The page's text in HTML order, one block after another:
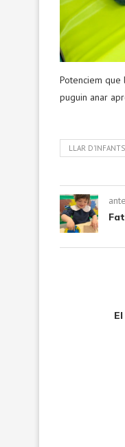
Potenciem que
puguin anar
LLAR D'INFANTS